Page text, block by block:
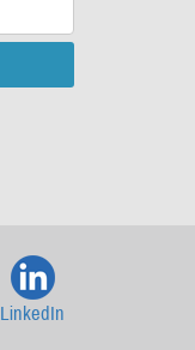
LinkedIn